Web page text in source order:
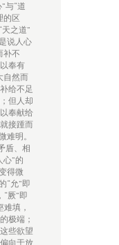
与“道
的区
之道”
说人心
补不
奉有
自然而
给不足
但人却
奉献给
接踵而
难明。
盾、相
心”的
得微
“允”即
“厥”即
难填，
极端；
些欲望
向于放